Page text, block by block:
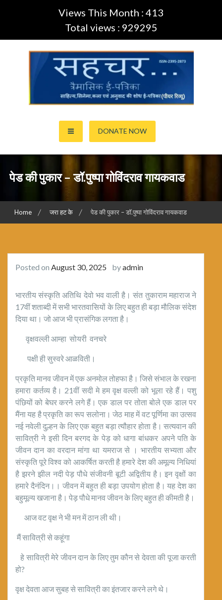
Views This Month : 413
Total views : 929295
सहचर ई-पत्रिका… (ISSN:2395-
2873)
DONATE NOW
पेड की पुकार – डॉ.पुष्पा गोविंदराव गायकवाड
Home जरा हट के पेड की पुकार – डॉ.पुष्पा गोविंदराव गायकवाड
Posted on August 30, 2025 byadmin
भारतीय संस्कृति अतिथि देवो भव वाली है। संत तुकाराम महाराज ने
17वीं शताब्दी में सभी भारतवासियों के लिए बहुत ही बड़ा मौलिक संदेश
दिया था। जो आज भी प्रासंगिक लगता है।
वृक्षवल्ली आम्हा सोयरी वनचरे
पक्षी ही सुस्वरे आळविती।
प्रकृति मानव जीवन में एक अनमोल तोहफा है। जिसे संभाल के रखना
हमारा कर्तव्य है। 21वीं सदी मे हम वृक्ष वल्ली को भूला रहे हैं। पशु
पंछियों को बेघर करने लगे हैं। एक डाल पर तोता बोले एक डाल पर
मैंना यह है प्रकृति का रूप सलोना। जेठ माह में वट पूर्णिमा का उत्सव
नई नवेली दुल्हन के लिए एक बहुत बड़ा त्यौहार होता है। सत्यवान की
सावित्री ने इसी दिन बरगद के पेड़ को धागा बांधकर अपने पति के
जीवन दान का वरदान मांगा था यमराज से । भारतीय सभ्यता और
संस्कृति पूरे विश्व को आकर्षित करती है हमारे देश की अमूल्य निधियां
है झरने झील नदी पेड़ पौधे संजीवनी बूटी अद्वितीय है। इन वृक्षों का
हमारे दैनंदिन।। जीवन में बहुत ही बड़ा उपयोग होता है। यह देश का
बहुमूल्य खजाना है। पेड़ पौधे मानव जीवन के लिए बहुत ही कीमती है।
आज वट वृक्ष ने भी मन में ठान ली थी।
मैं सावित्री से कहूंगा
हे सावित्री मेरे जीवन दान के लिए तुम कौन से देवता की पूजा करती
हो?
वृक्ष देवता आज सुबह से सावित्री का इंतजार करने लगे थे।